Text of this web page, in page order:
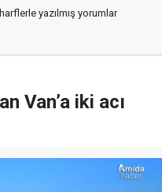
yazılmış yorumlar
Van’a iki acı